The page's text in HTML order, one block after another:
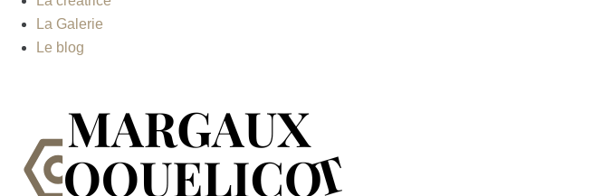
La Galerie
Le blog